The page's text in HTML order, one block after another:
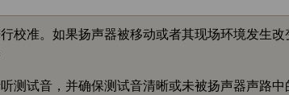
校准。如果扬声器被移动或者其现场环境发生改
测试音，并确保测试音清晰或未被扬声器声路